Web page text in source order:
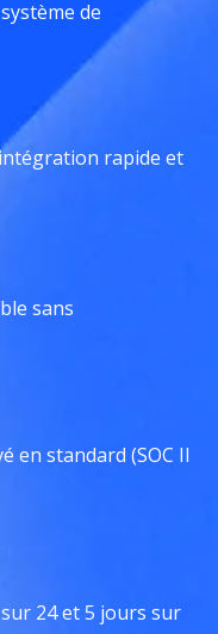
de
rapide et
sans
en standard (SOC II
24 et 5 jours sur